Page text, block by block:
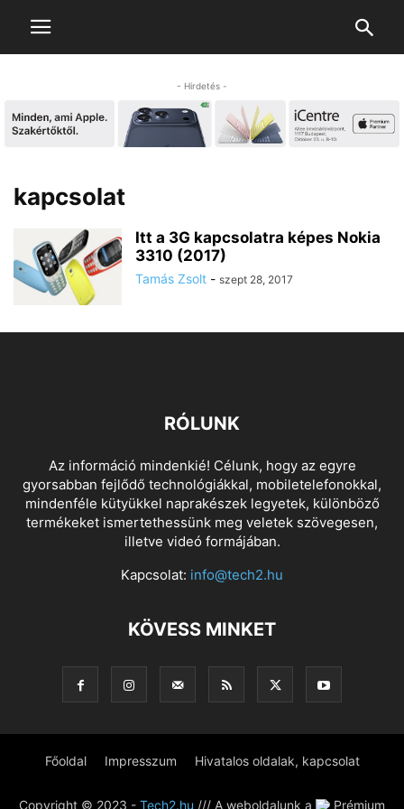
- Hirdetés -
kapcsolat
Itt a 3G kapcsolatra képes Nokia
3310 (2017)
Tamás Zsolt - szept 28, 2017
RÓLUNK
Az információ mindenkié! Célunk, hogy az egyre
gyorsabban fejlődő technológiákkal, mobiletelefonokkal,
mindenféle kütyükkel naprakészek legyetek, különböző
termékeket ismertethessünk meg veletek szövegesen,
illetve videó formájában.
Kapcsolat: info@tech2.hu
KÖVESS MINKET
Főoldal Impresszum Hivatalos oldalak, kapcsolat
Copyright © 2023 - Tech2.hu /// A weboldalunk a Prémium